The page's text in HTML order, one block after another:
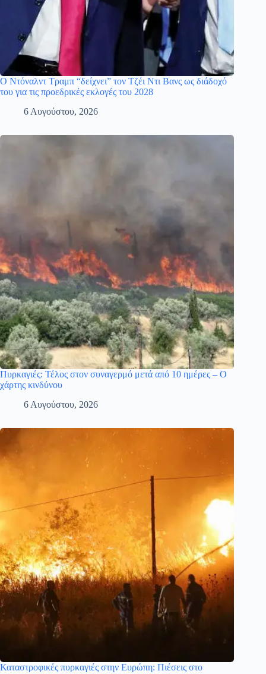
Ο Ντόναλντ Τραμπ “δείχνει” τον Τζέι Ντι Βανς ως διάδοχό
του για τις προεδρικές εκλογές του 2028
6 Αυγούστου, 2026
Πυρκαγιές: Τέλος στον συναγερμό μετά από 10 ημέρες – Ο
χάρτης κινδύνου
6 Αυγούστου, 2026
Καταστροφικές πυρκαγιές στην Ευρώπη: Πιέσεις στο